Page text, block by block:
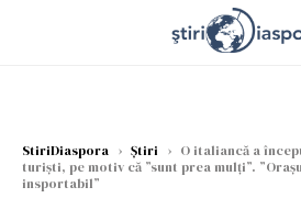
StiriDiaspora › Știri › O italiancă a
turiști, pe motiv că ”sunt prea mulți”.
insportabil”